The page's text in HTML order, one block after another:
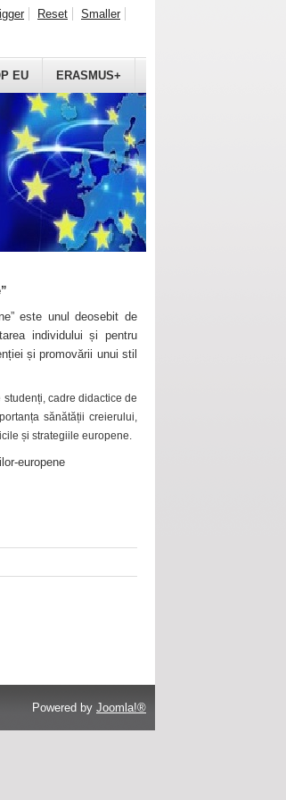
EU ERASMUS+
Reset Smaller
este unul deosebit de
individului și pentru
și promovării unui stil
cadre didactice de
sănătății creierului,
și strategiile europene.
europene
Powered by Joomla!®